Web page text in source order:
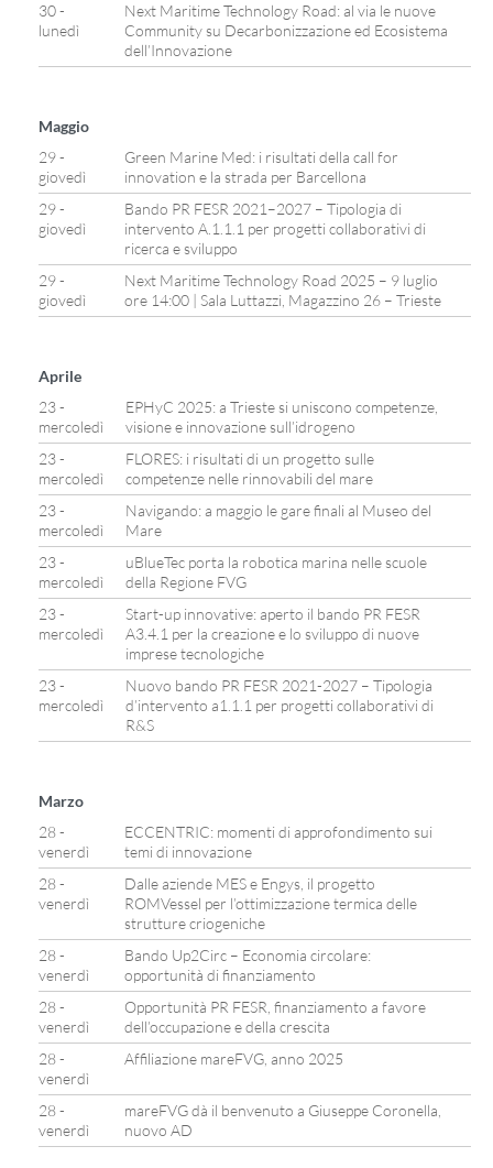
30 -
lunedì
Next Maritime Technology Road: al via le nuove
Community su Decarbonizzazione ed Ecosistema
dell’Innovazione
Maggio
29 -
giovedì
Green Marine Med: i risultati della call for
innovation e la strada per Barcellona
29 -
giovedì
Bando PR FESR 2021–2027 – Tipologia di
intervento A.1.1.1 per progetti collaborativi di
ricerca e sviluppo
29 -
giovedì
Next Maritime Technology Road 2025 – 9 luglio
ore 14:00 | Sala Luttazzi, Magazzino 26 – Trieste
Aprile
23 -
mercoledì
EPHyC 2025: a Trieste si uniscono competenze,
visione e innovazione sull’idrogeno
23 -
mercoledì
FLORES: i risultati di un progetto sulle
competenze nelle rinnovabili del mare
23 -
mercoledì
Navigando: a maggio le gare finali al Museo del
Mare
23 -
mercoledì
uBlueTec porta la robotica marina nelle scuole
della Regione FVG
23 -
mercoledì
Start-up innovative: aperto il bando PR FESR
A3.4.1 per la creazione e lo sviluppo di nuove
imprese tecnologiche
23 -
mercoledì
Nuovo bando PR FESR 2021-2027 – Tipologia
d’intervento a1.1.1 per progetti collaborativi di
R&S
Marzo
28 -
venerdì
ECCENTRIC: momenti di approfondimento sui
temi di innovazione
28 -
venerdì
Dalle aziende MES e Engys, il progetto
ROMVessel per l’ottimizzazione termica delle
strutture criogeniche
28 -
venerdì
Bando Up2Circ – Economia circolare:
opportunità di finanziamento
28 -
venerdì
Opportunità PR FESR, finanziamento a favore
dell’occupazione e della crescita
28 -
venerdì
Affiliazione mareFVG, anno 2025
28 -
venerdì
mareFVG dà il benvenuto a Giuseppe Coronella,
nuovo AD